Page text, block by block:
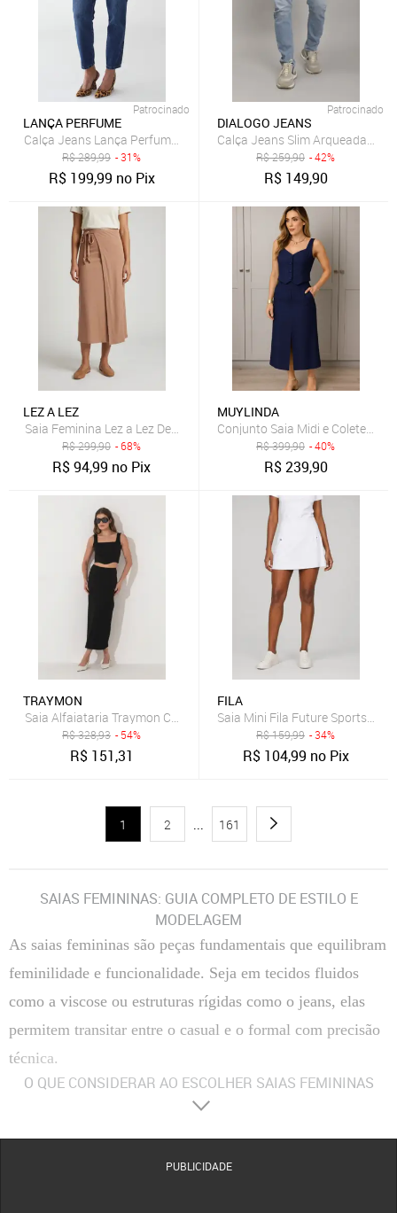
Patrocinado
LANÇA PERFUME
Calça Jeans Lança Perfume Mom Luna Azul
R$289,99 - 31%
R$ 199,99 no Pix
Patrocinado
DIALOGO JEANS
Calça Jeans Slim Arqueada
R$259,90 - 42%
R$ 149,90
LEZ A LEZ
Saia Feminina Lez a Lez Detalhe Amarração Nude
R$299,90 - 68%
R$94,99 no Pix
MUYLINDA
Conjunto Saia Midi e Colete
R$399,90 - 40%
R$239,90
TRAYMON
Saia Alfaiataria Traymon Com Fenda Preto
R$328,93 - 54%
R$ 151,31
FILA
Saia Mini Fila Future Sports
R$159,99 - 34%
R$ 104,99 no Pix
1 2 ... 161
SAIAS FEMININAS: GUIA COMPLETO DE ESTILO E
MODELAGEM
As saias femininas são peças fundamentais que equilibram
feminilidade e funcionalidade. Seja em tecidos fluidos
como a viscose ou estruturas rígidas como o jeans, elas
permitem transitar entre o casual e o formal com precisão
técnica.
O QUE CONSIDERAR AO ESCOLHER SAIAS FEMININAS
A escolha entre fibras naturais, como algodão e viscose, ou
Tecidos com elastano proporcionam maior flexibilidade, enquanto o crepe oferece uma
PUBLICIDADE